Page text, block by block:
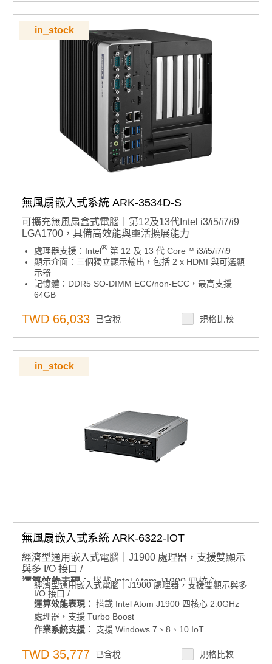
管理功能：支援 DeviceOn 遠端監控
in_stock
無風扇嵌入式系統 ARK-3534D-S
可擴充無風扇盒式電腦｜第12及13代Intel i3/i5/i7/i9
LGA1700，具備高效能與靈活擴展能力
處理器支援：Intel® 第 12 及 13 代 Core™ i3/i5/i7/i9
顯示介面：三個獨立顯示輸出，包括 2 x HDMI 與可選顯
示器
記憶體：DDR5 SO-DIMM ECC/non-ECC，最高支援
64GB
儲存擴充：最多支援 3 個 2.5 吋硬碟槽，支援 Intel ® 軟
I/O 介面：支援 4 組 GbE、8 組 USB、8 組 COM、16 位
元 DIO、2 組 CANBus 及 TPM 2.0
作業系統支援：相容 Windows 10 IoT/ Windows 11 IoT
軟體支援：搭載 SUSI API、WISE-DeviceOn、McAfee
TWD 66,033 已含稅 規格比較
in_stock
無風扇嵌入式系統 ARK-6322-IOT
經濟型通用嵌入式電腦｜J1900 處理器，支援雙顯示
與多 I/O 接口 /
運算效能表現：搭載 Intel Atom J1900 四核心
2.0GHz 處理器，支援 Turbo Boost
作業系統支援：
支援 Windows 7、8、10 IoT
多元連接能力：多重 I/O：8 x USB、2 x LAN、6 x
彈性安裝與部署：支援 VESA / 壁掛式安裝
經濟型通用嵌入式電腦｜J1900 處理器，支援雙顯示與多
I/O 接口 /
運算效能表現： 搭載 Intel Atom J1900 四核心 2.0GHz
處理器，支援 Turbo Boost
作業系統支援：
支援 Windows 7、8、10 IoT
彈性安裝與部署：支援 VESA / 壁掛式安裝
TWD 35,777 已含稅 規格比較